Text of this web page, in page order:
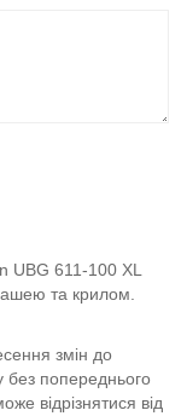
UBG 611-100 XL
та крилом.
змін до
без попереднього
відрізнятися від